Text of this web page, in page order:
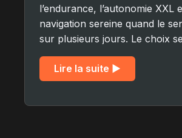
l’endurance, l’autonomie XXL
navigation sereine quand le
sur plusieurs jours. Le choix
Lire la suite ▶︎